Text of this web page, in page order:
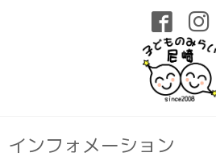
インフォメーション